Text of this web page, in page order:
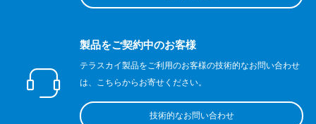
製品をご契約中のお客様
テラスカイ製品をご利用のお客様の技術的なお問い合わせ
は、こちらからお寄せください。
技術的なお問い合わせ